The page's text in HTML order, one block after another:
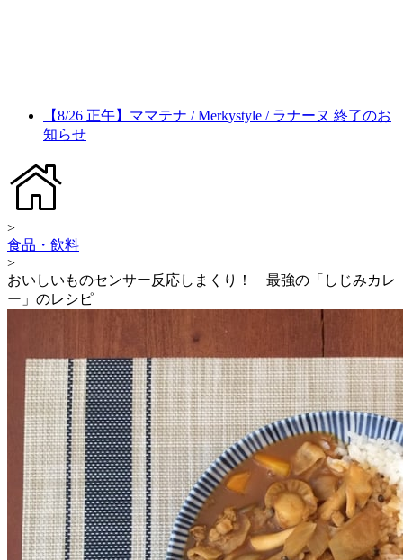
【8/26 正午】ママテナ / Merkystyle / ラナーヌ 終了のお
知らせ
>
食品・飲料
>
おいしいものセンサー反応しまくり！ 最強の「しじみカレ
ー」のレシピ